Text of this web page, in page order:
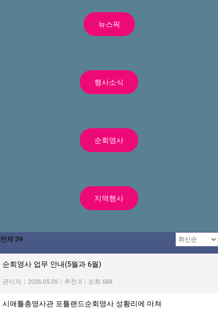
뉴스픽
행사소식
순회영사
지역행사
전체 39
순회영사 업무 안내(5월과 6월)
관리자 | 2026.05.09 | 추천 0 | 조회 688
시애틀총영사관 포틀랜드순회영사 성황리에 마쳐